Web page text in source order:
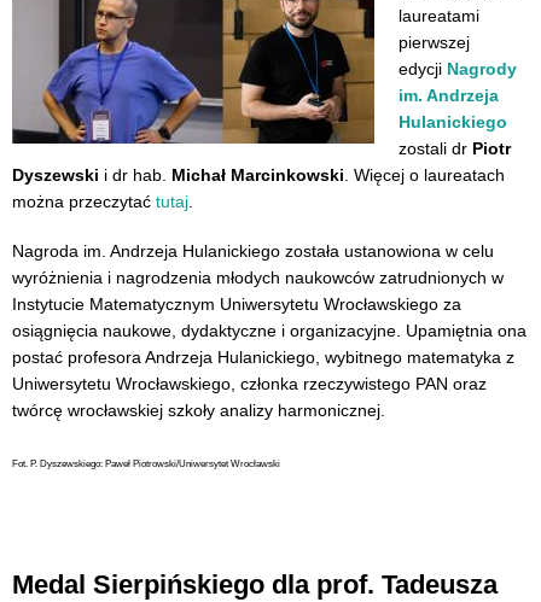
laureatami
pierwszej
edycji Nagrody
im. Andrzeja
Hulanickiego
zostali dr Piotr
Dyszewski i dr hab. Michał Marcinkowski Więcej o laureatach
można przeczytać tutaj
Nagroda im. Andrzeja Hulanickiego została ustanowiona w celu
wyróżnienia i nagrodzenia młodych naukowców zatrudnionych w
Instytucie Matematycznym Uniwersytetu Wrocławskiego za
osiągnięcia naukowe, dydaktyczne i organizacyjne. Upamiętnia ona
postać profesora Andrzeja Hulanickiego, wybitnego matematyka z
Uniwersytetu Wrocławskiego, członka rzeczywistego PAN oraz
twórcę wrocławskiej szkoły analizy harmonicznej.
Fot. P. Dyszewskiego: Paweł Piotrowski/Uniwersytet Wrocławski
Medal Sierpińskiego dla prof. Tadeusza